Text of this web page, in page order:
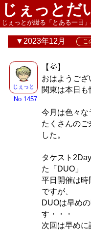
じぇっとだ
じぇっとが綴る「とある一日
2023年12月 こ
じぇっと
No.1457
【🌞】
おはようござ
関東は本日も
今月は色々な
たくさんのご
した。
タケスト
た「DUO」
平日開催は時
ですが、
DUOは早め
す・・・
次回は早めに